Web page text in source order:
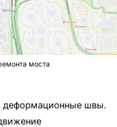
моста
деформационные швы.